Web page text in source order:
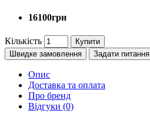
16100грн
Кількість
Купити
Швидке замовлення
Задати питання
Опис
Доставка та оплата
Про бренд
Відгуки (0)